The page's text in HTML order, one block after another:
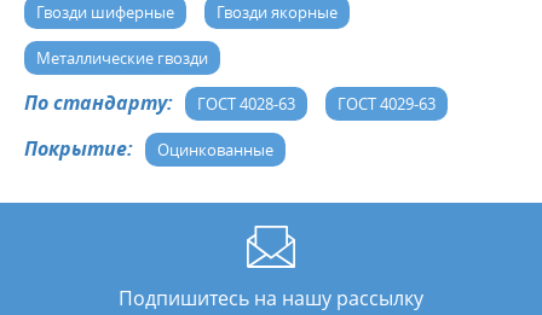
Гвозди шиферные Гвозди якорные
Металлические гвозди
По стандарту: ГОСТ 4028-63 ГОСТ 4029-63
Покрытие: Оцинкованные
Подпишитесь на нашу рассылку